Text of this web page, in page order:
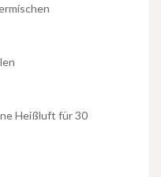
Heißluft für 30